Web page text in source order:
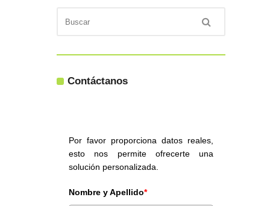
Contáctanos
Por favor proporciona datos reales,
esto nos permite ofrecerte una
solución personalizada.
Nombre y Apellido*